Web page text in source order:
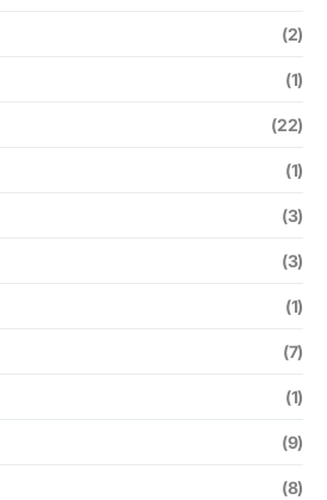
(2)
(1)
(22)
(1)
(3)
(3)
(1)
(7)
(1)
(9)
(8)